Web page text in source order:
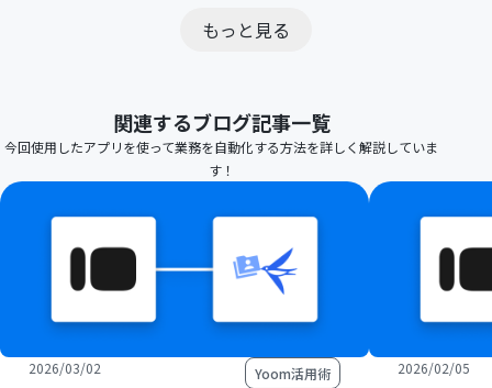
もっと見る
関連するブログ記事一覧
今回使用したアプリを使って業務を自動化する方法を詳しく解説していま
す！
2026/03/02 Yoom活用術 2026/02/05